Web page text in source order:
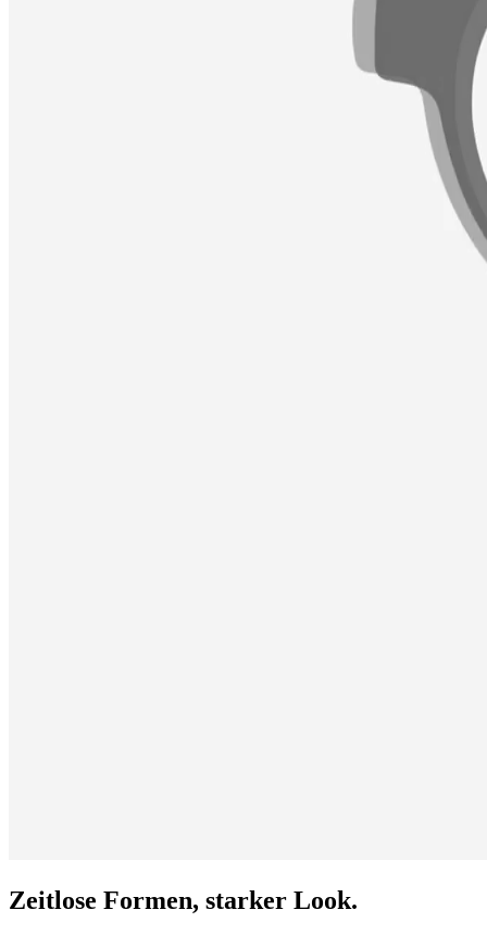
Zeitlose Formen, starker Look.